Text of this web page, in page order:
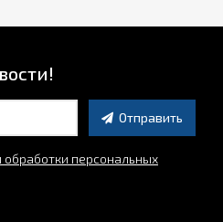
Отправить
обработки персональных